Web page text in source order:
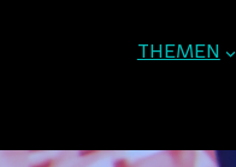
THEMEN